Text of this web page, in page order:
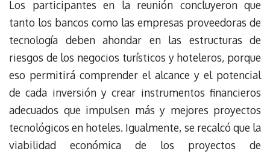
Los participantes en la reunión concluyeron que
tanto los bancos como las empresas proveedoras de
tecnología deben ahondar en las estructuras de
riesgos de los negocios turísticos y hoteleros, porque
eso permitirá comprender el alcance y el potencial
de cada inversión y crear instrumentos financieros
adecuados que impulsen más y mejores proyectos
tecnológicos en hoteles. Igualmente, se recalcó que la
viabilidad económica de los proyectos de